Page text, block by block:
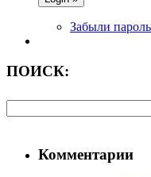
Забыли
ПОИСК:
Комментарии